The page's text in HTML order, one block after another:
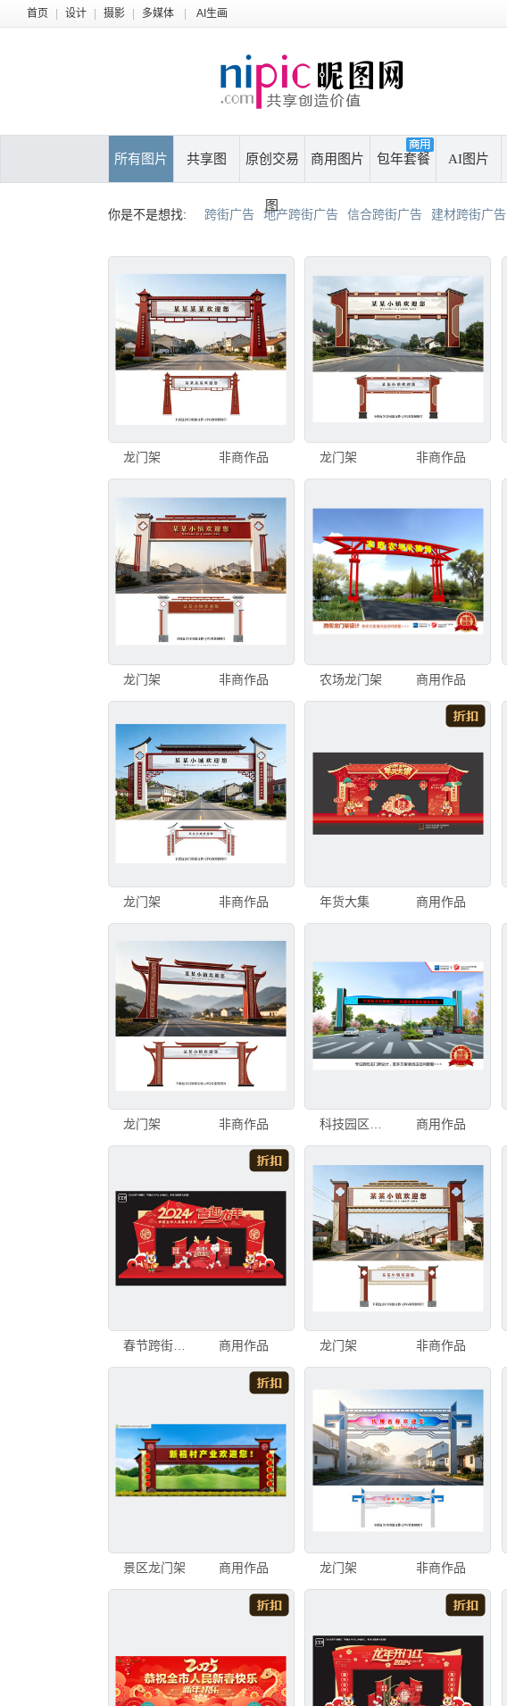
首页 设计 摄影 多媒体 AI生画
所有图片 共享图 原创交易
图
商用图片 包年套餐 AI图片
你是不是想找: 跨街广告 地产跨街广告 信合跨街广告 建材跨街广告
龙门架 非商作品 龙门架 非商作品
龙门架 非商作品 农场龙门架 商用作品
龙门架 非商作品 年货大集 商用作品
龙门架 非商作品 商用作品
春节跨街龙门 商用作品 龙门架 非商作品
景区龙门架 商用作品 龙门架 非商作品